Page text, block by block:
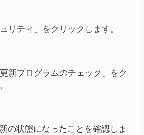
リティ」をクリックします。
新プログラムのチェック」をク
の状態になったことを確認しま